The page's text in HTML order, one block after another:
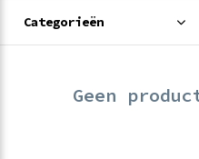
Categorieën
Geen